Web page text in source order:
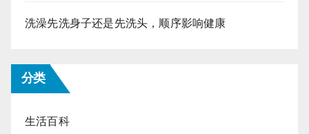
洗澡先洗身子还是先洗头，顺序影响健康
分类
生活百科